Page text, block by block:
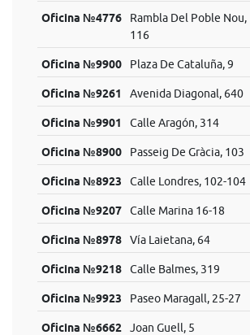
Oficina №4776
Rambla Del Poble Nou,
116
Oficina №9900 Plaza De Cataluña, 9
Oficina №9261 Avenida Diagonal, 640
Oficina №9901 Calle Aragón, 314
Oficina №8900 Passeig De Gràcia, 103
Oficina №8923 Calle Londres, 102-104
Oficina №9207 Calle Marina 16-18
Oficina №8978 Vía Laietana, 64
Oficina №9218 Calle Balmes, 319
Oficina №9923 Paseo Maragall, 25-27
Oficina №6662 Joan Guell, 5